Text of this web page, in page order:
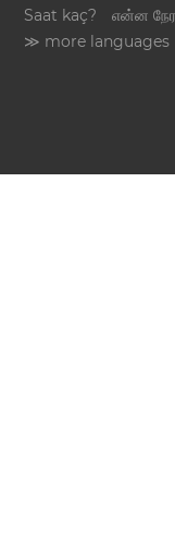
Saat kaç?
என்ன
≫ more languages